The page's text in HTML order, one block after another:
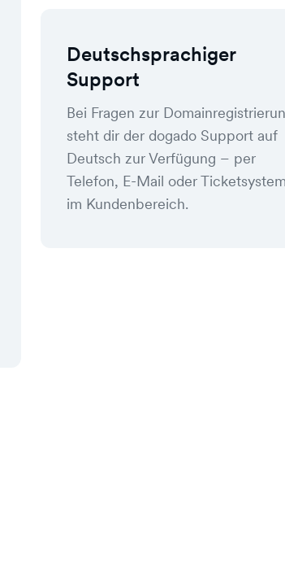
Deutschsprachiger
Support
Bei Fragen zur
steht dir der dogado Support auf
Deutsch zur Verfügung – per
Telefon, E-Mail oder Ticketsystem
im Kundenbereich.